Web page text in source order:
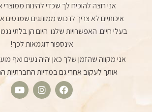
אני רוצה להוכיח לך שכדי להינות ממוצרי
איכותיים לא צריך לרכוש ממותגים שמנסים
בעלי חיים. האפשרויות שלנו היום הן בלתי
אינספור דוגמאות לכך!
אני מקווה שהזמן שלך כאן יהיה נעים ואף
אותך לעקוב אחרי גם במדיות החברתיות
F
I
Y